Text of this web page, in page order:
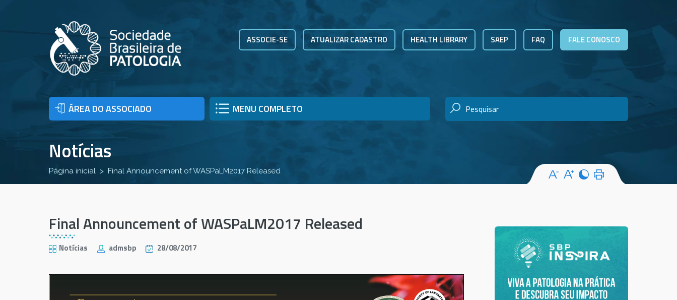
ASSOCIE-SE ATUALIZAR CADASTRO HEALTH LIBRARY SAEP FAQ FALE CONOSCO
ÁREA DO ASSOCIADO MENU COMPLETO
Notícias
Página inicial Final Announcement of WASPaLM2017 Released
Final Announcement of WASPaLM2017 Released
Notícias admsbp 28/08/2017